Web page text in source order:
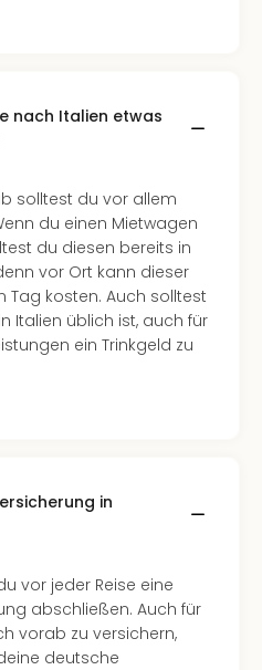
nach Italien etwas
solltest du vor allem
du einen Mietwagen
du diesen bereits in
vor Ort kann dieser
Tag kosten. Auch solltest
Italien üblich ist, auch für
ein Trinkgeld zu
in
vor jeder Reise eine
abschließen. Auch für
vorab zu versichern,
deutsche